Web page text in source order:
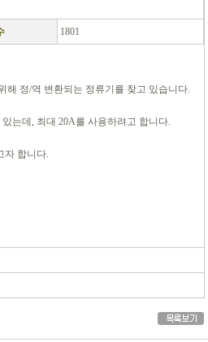
1801
해 정/역 변환되는 정류기를 찾고 있습니다.
는데, 최대 20A를 사용하려고 합니다.
자 합니다.